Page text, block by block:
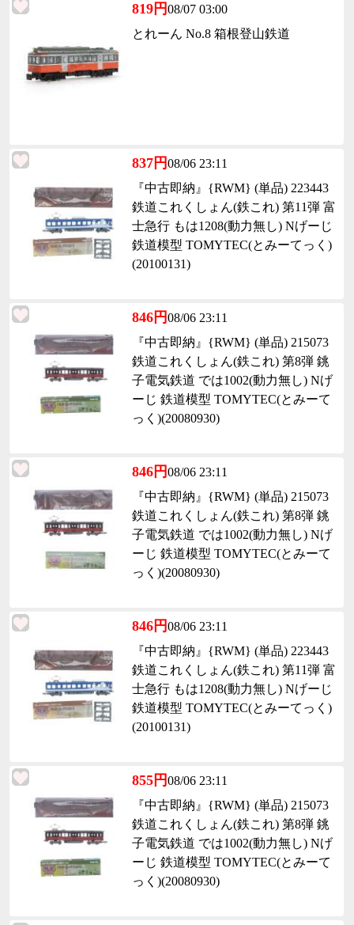
819円08/07 03:00
とれーん No.8 箱根登山鉄道
837円08/06 23:11
『中古即納』{RWM} (単品) 223443
鉄道これくしょん(鉄これ) 第11弾 富
士急行 もは1208(動力無し) Nげーじ
鉄道模型 TOMYTEC(とみーてっく)
(20100131)
846円08/06 23:11
『中古即納』{RWM} (単品) 215073
鉄道これくしょん(鉄これ) 第8弾 銚
子電気鉄道 では1002(動力無し) Nげ
ーじ 鉄道模型 TOMYTEC(とみーて
っく)(20080930)
846円08/06 23:11
『中古即納』{RWM} (単品) 215073
鉄道これくしょん(鉄これ) 第8弾 銚
子電気鉄道 では1002(動力無し) Nげ
ーじ 鉄道模型 TOMYTEC(とみーて
っく)(20080930)
846円08/06 23:11
『中古即納』{RWM} (単品) 223443
鉄道これくしょん(鉄これ) 第11弾 富
士急行 もは1208(動力無し) Nげーじ
鉄道模型 TOMYTEC(とみーてっく)
(20100131)
855円08/06 23:11
『中古即納』{RWM} (単品) 215073
鉄道これくしょん(鉄これ) 第8弾 銚
子電気鉄道 では1002(動力無し) Nげ
ーじ 鉄道模型 TOMYTEC(とみーて
っく)(20080930)